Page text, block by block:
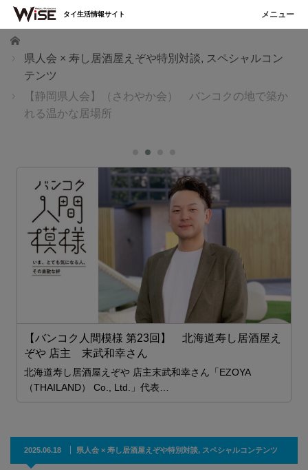
ホーム
県人会 × 寿し居酒屋えぞや特別対談, スペシャルコン
テンツ
【静岡県人会】（さわやか会） バンコクの地で築か
れる温かな居場所
【バンコク人間模様 第23回】 北海道寿し居酒屋え
ぞや 店主 末武和幸さん
北海道寿し居酒屋えぞや 店主末武和幸さん「EZOYA
（THAILAND） Co., Ltd.」代表…
2025.06.18 県人会 × 寿し居酒屋えぞや特別対談, スペシャルコンテンツ
タイ生活情報サイト